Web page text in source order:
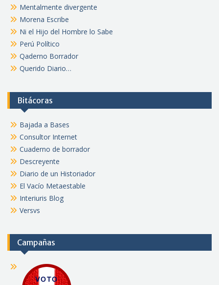
Mentalmente divergente
Morena Escribe
Ni el Hijo del Hombre lo Sabe
Perú Político
Qaderno Borrador
Querido Diario…
Bitácoras
Bajada a Bases
Consultor Internet
Cuaderno de borrador
Descreyente
Diario de un Historiador
El Vacío Metaestable
Interiuris Blog
Versvs
Campañas